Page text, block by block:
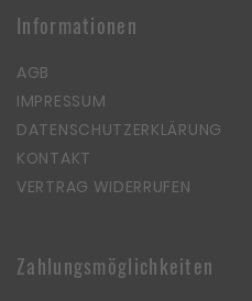
Informationen
AGB
IMPRESSUM
DATENSCHUTZERKLÄRUNG
KONTAKT
VERTRAG WIDERRUFEN
Zahlungsmöglichkeiten